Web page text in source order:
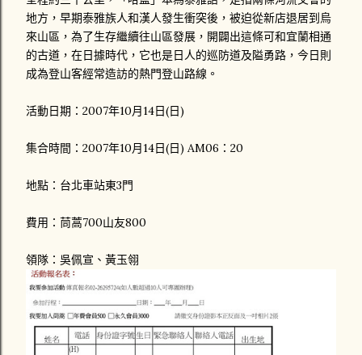
地方，早期泰雅族人和漢人發生衝突後，被迫從新店退居到烏
來山區，為了生存繼續往山區發展，開闢出這條可和宜蘭相通
的古道，在日據時代，它也是日人的巡防道及隘勇路，今日則
成為登山客經常造訪的熱門登山路線。
活動日期：2007年10月14日(日)
集合時間：2007年10月14日(日) AM06：20
地點：台北車站東3門
費用：茼蒿700山友800
領隊：吳佩宣、黃玉翎